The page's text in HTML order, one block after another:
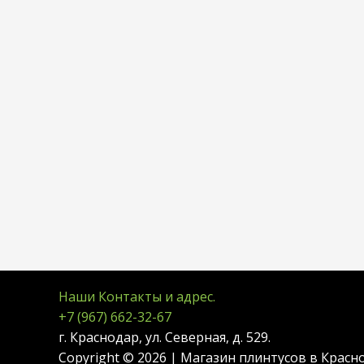
Наши Контакты и адрес.
+7 (967) 662-32-67
г. Краснодар, ул. Северная, д. 529.
Copyright © 2026 | Магазин плинтусов в